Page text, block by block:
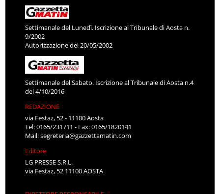
Settimanale del Lunedì. Iscrizione al Tribunale di Aosta n.
9/2002
Autorizzazione del 20/05/2002
Settimanale del Sabato. Iscrizione al Tribunale di Aosta n.4
del 4/10/2016
REDAZIONE
via Festaz, 52 - 11100 Aosta
Tel: 0165/231711 - Fax: 0165/1820141
Mail:segreteria@gazzettamatin.com
Editore
LG PRESSE S.R.L.
via Festaz, 52 11100 AOSTA